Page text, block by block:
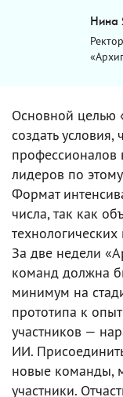
Нина
Основной целью
создать
профессионалов
лидеров по
Формат
числа, так как
За две недели
команд должна
минимум на
прототипа к
участников —
ИИ.
новые команды,
участники.